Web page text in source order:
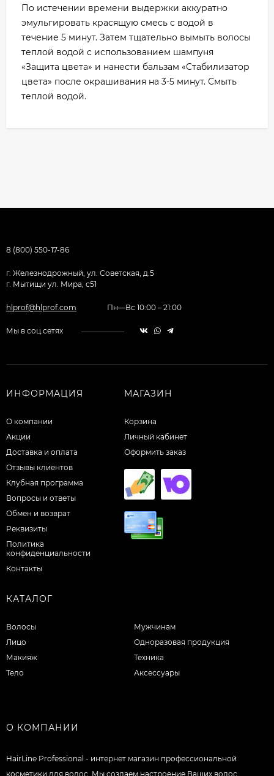
По истечении времени выдержки аккуратно
эмульгировать красящую смесь с водой в
течение 5 минут. Затем тщательно вымыть волосы
теплой водой с использованием шампуня
«Защита цвета» и нанести бальзам «Стабилизатор
цвета» после окрашивания на 3-5 минут. Смыть
теплой водой.
8 (800) 550-17-86
г. Железнодрожный, ул. Советская, д.5
г. Мытищи ул. Мира, с51
hlprof@hlprof.com Пн—Вс 10:00 – 21:00
Мы в соц.сетях
ИНФОРМАЦИЯ
О компании
Акции
Доставка и оплата
Отзывы клиентов
Клубная программа
Вопросы и ответы
Обмен и возврат
Реквизиты
Политика
конфиденциальности
Контакты
МАГАЗИН
Корзина
Личный кабинет
Оформить заказ
КАТАЛОГ
Волосы
Лицо
Макияж
Тело
Мужчинам
Одноразовая продукция
Техника
Аксессуары
О КОМПАНИИ
HairLine Professional - интернет магазин профессиональной
косметики для волос. Мы создаем настроение Ваших волос.